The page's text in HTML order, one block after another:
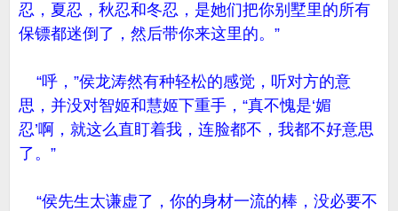
忍，夏忍，秋忍和冬忍，是她们把你别墅里的所有
保镖都迷倒了，然后带你来这里的。”
“呼，”侯龙涛然有种轻松的感觉，听对方的意
思，并没对智姬和慧姬下重手，“真不愧是‘媚
忍’啊，就这么直盯着我，连脸都不，我都不好意思
了。”
“侯先生太谦虚了，你的身材一流的棒，没必要不